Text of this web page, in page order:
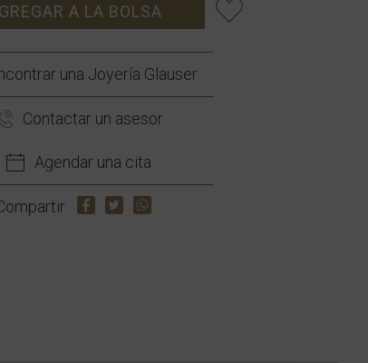
A LA BOLSA
una Joyería Glauser
Contactar un asesor
Agendar una cita